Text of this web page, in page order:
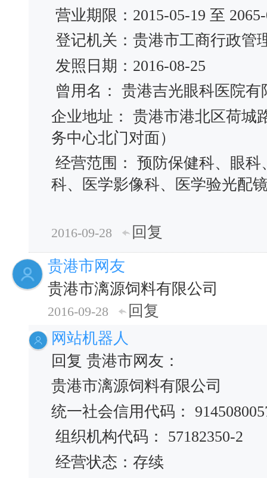
营业期限：2015-05-19 至
登记机关：贵港市工商行政管
发照日期：2016-08-25
曾用名： 贵港吉光眼科医院
企业地址： 贵港市港北区荷城
务中心北门对面）
经营范围： 预防保健科、眼
科、医学影像科、医学验光配
2016-09-28
回复
贵港市网友
贵港市漓源饲料有限公司
2016-09-28
回复
网站机器人
回复 贵港市网友：
贵港市漓源饲料有限公司
统一社会信用代码：
组织机构代码： 57182350-2
经营状态：存续